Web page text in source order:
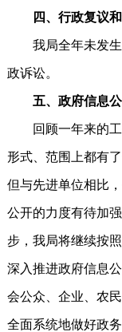
四、行政复议
我局全年未发生
政诉讼。
五、政府信息
回顾一年来的工
形式、范围上都有
但与先进单位相比
公开的力度有待加
步，我局将继续按
深入推进政府信息
会公众、企业、农
全面系统地做好政